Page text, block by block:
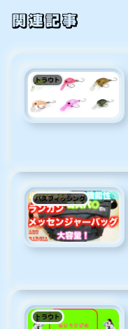
関連記事
トラウト
バスフィッシング
トラウト